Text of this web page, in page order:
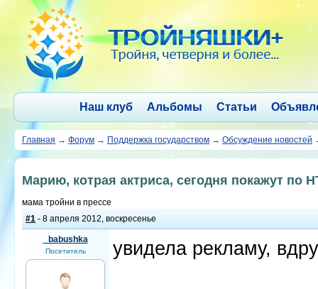
Наш клуб Альбомы Статьи
Главная → Форум → Поддержка государством → Обсуждение новостей
Марию, котрая актриса, сегодня покажут по
мама тройни в прессе
#1 - 8 апреля 2012, воскресенье
_babushka
Посетитель увидела рекламу,